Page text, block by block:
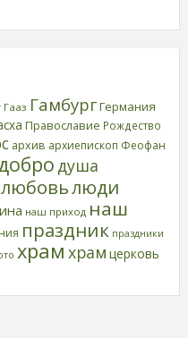
Гааз ГамбургГермания
Православие Рождество
архив архиепископ Феофан
душа
любовьлюди
наш приход наш
праздник праздники
храм храм церковь